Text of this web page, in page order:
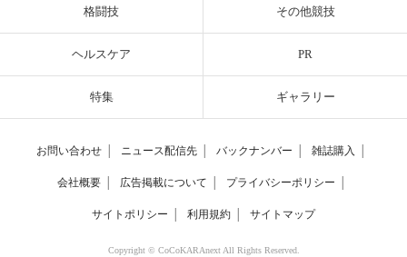
格闘技 その他競技
ヘルスケア PR
特集 ギャラリー
お問い合わせ ニュース配信先 バックナンバー 雑誌購入
会社概要 広告掲載について プライバシーポリシー
サイトポリシー 利用規約 サイトマップ
Copyright © CoCoKARAnext All Rights Reserved.